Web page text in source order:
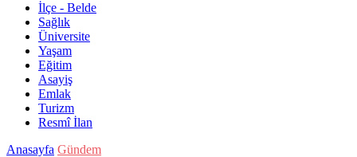
İlçe - Belde
Sağlık
Üniversite
Yaşam
Eğitim
Asayiş
Emlak
Turizm
Resmî İlan
Anasayfa Gündem